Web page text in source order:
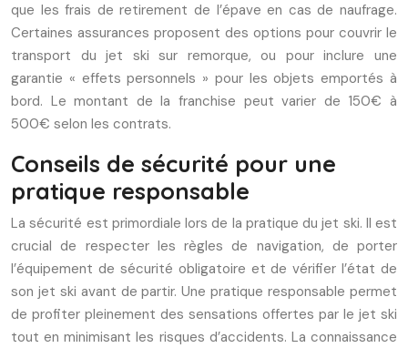
que les frais de retirement de l’épave en cas de naufrage.
Certaines assurances proposent des options pour couvrir le
transport du jet ski sur remorque, ou pour inclure une
garantie « effets personnels » pour les objets emportés à
bord. Le montant de la franchise peut varier de 150€ à
500€ selon les contrats.
Conseils de sécurité pour une
pratique responsable
La sécurité est primordiale lors de la pratique du jet ski. Il est
crucial de respecter les règles de navigation, de porter
l’équipement de sécurité obligatoire et de vérifier l’état de
son jet ski avant de partir. Une pratique responsable permet
de profiter pleinement des sensations offertes par le jet ski
tout en minimisant les risques d’accidents. La connaissance